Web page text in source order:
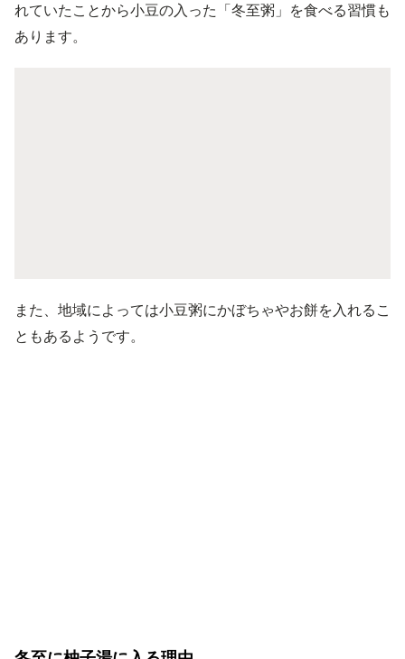
れていたことから小豆の入った「冬至粥」を食べる習慣も
あります。
また、地域によっては小豆粥にかぼちゃやお餅を入れるこ
ともあるようです。